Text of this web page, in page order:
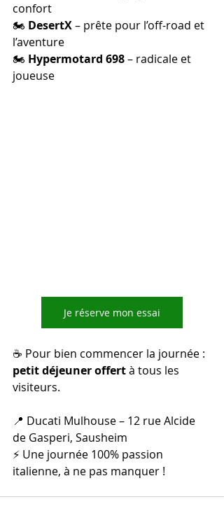
confort
🏍️ DesertX – prête pour l’off-road et
l’aventure
🏍️ Hypermotard 698 – radicale et
joueuse
Je réserve mon essai
☕ Pour bien commencer la journée :
petit déjeuner offert à tous les
visiteurs.
📍 Ducati Mulhouse – 12 rue Alcide
de Gasperi, Sausheim
⚡ Une journée 100% passion
italienne, à ne pas manquer !